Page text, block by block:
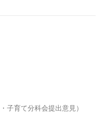
子育て分科会提出意見）